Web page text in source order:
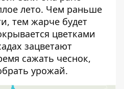
лето. Чем раньше
тем жарче будет
цветками
зацветают
сажать чеснок,
урожай.